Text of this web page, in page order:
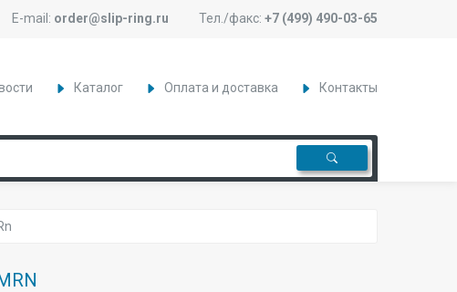
E-mail: order@slip-ring.ru Тел./факс: +7 (499) 490-03-65
Каталог Оплата и доставка Контакты